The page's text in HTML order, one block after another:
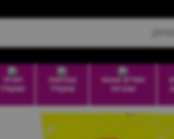
וופלים עוגות
ועוגיות
טבלאות
שוקולד
חטיפי
שוקולד